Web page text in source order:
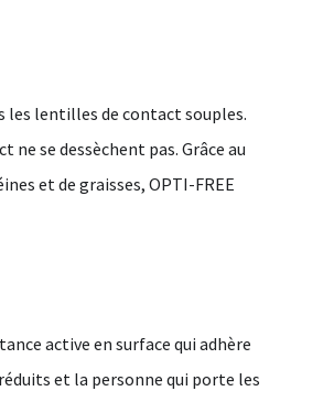
lentilles de contact souples.
se dessèchent pas. Grâce au
et de graisses, OPTI-FREE
active en surface qui adhère
et la personne qui porte les